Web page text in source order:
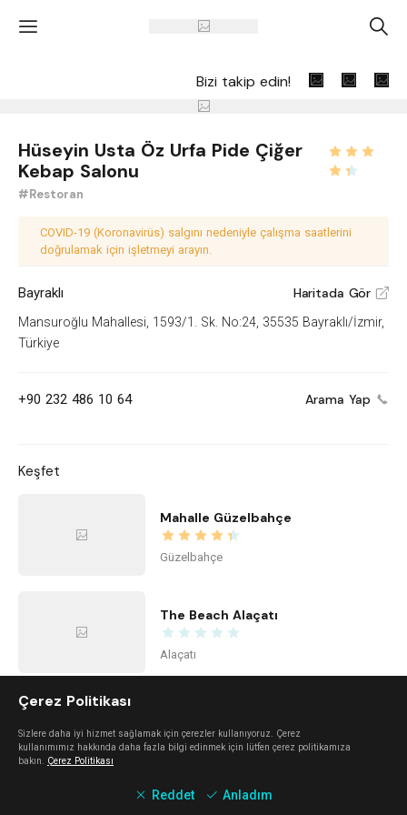
' A
Bizi takip edin!
Hüseyin Usta Öz Urfa Pide Çiğer
Kebap Salonu
#Restoran
COVID-19 (Koronavirüs) salgını nedeniyle çalışma saatlerini
doğrulamak için işletmeyi arayın.
Bayraklı Haritada Gör V
Mansuroğlu Mahallesi, 1593/1. Sk. No:24, 35535 Bayraklı/İzmir,
Türkiye
+90 232 486 10 64 Arama Yap
Keşfet
Mahalle Güzelbahçe
Güzelbahçe
The Beach Alaçatı
Alaçatı
Balçova
Çerez Politikası
Sizlere daha iyi hizmet sağlamak için çerezler kullanıyoruz. Çerez
kullanımımız hakkında daha fazla bilgi edinmek için lütfen çerez politikamıza
bakın. Çerez Politikası
Reddet Anladım